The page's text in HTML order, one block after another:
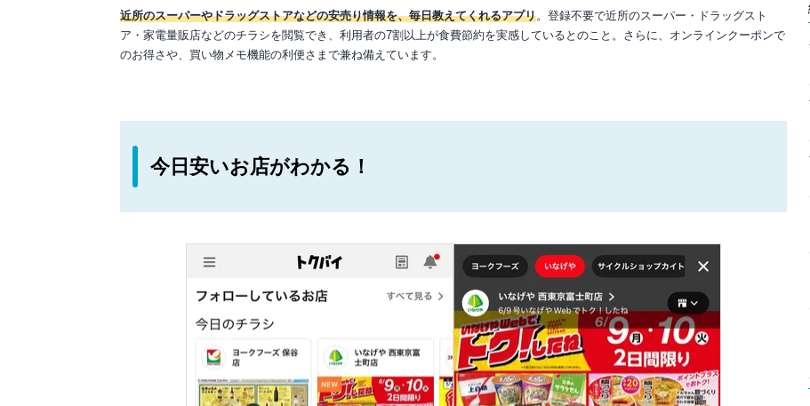
近所のスーパーやドラッグストアなどの安売り情報を、毎日教えてくれるアプリ。登録不要で近所のスーパー・ドラッグスト
ア・家電量販店などのチラシを閲覧でき、利用者の7割以上が食費節約を実感しているとのこと。さらに、オンラインクーポンで
のお得さや、買い物メモ機能の利便さまで兼ね備えています。
今日安いお店がわかる！